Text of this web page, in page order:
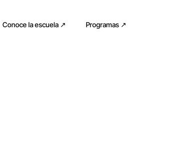
Conoce la escuela ↗ Programas ↗